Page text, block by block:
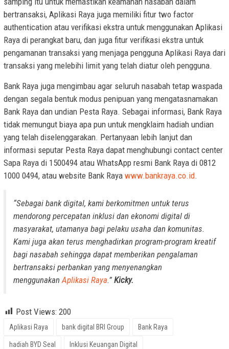
bertransaksi, Aplikasi Raya juga memiliki fitur two factor
authentication atau verifikasi ekstra untuk menggunakan Aplikasi
Raya di perangkat baru, dan juga fitur verifikasi ekstra untuk
pengamanan transaksi yang menjaga pengguna Aplikasi Raya dari
transaksi yang melebihi limit yang telah diatur oleh pengguna.
Bank Raya juga mengimbau agar seluruh nasabah tetap waspada
dengan segala bentuk modus penipuan yang mengatasnamakan
Bank Raya dan undian Pesta Raya. Sebagai informasi, Bank Raya
tidak memungut biaya apa pun untuk mengklaim hadiah undian
yang telah diselenggarakan. Pertanyaan lebih lanjut dan
informasi seputar Pesta Raya dapat menghubungi contact center
Sapa Raya di 1500494 atau WhatsApp resmi Bank Raya di 0812
1000 0494, atau website Bank Raya www.bankraya.co.id.
“Sebagai bank digital, kami berkomitmen untuk terus
mendorong percepatan inklusi dan ekonomi digital di
masyarakat, utamanya bagi pelaku usaha dan komunitas.
Kami juga akan terus menghadirkan program-program kreatif
bagi nasabah sehingga dapat memberikan pengalaman
bertransaksi perbankan yang menyenangkan
menggunakan Aplikasi Raya.” Kicky.
Post Views: 200
Aplikasi Raya bank digital BRI Group Bank Raya
hadiah BYD Seal Inklusi Keuangan Digital